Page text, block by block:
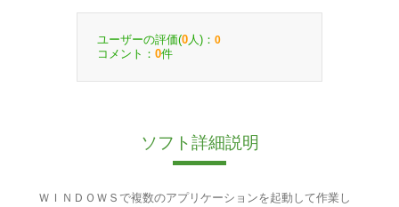
ユーザーの評価(0 人)： 0
コメント： 0件
ソフト詳細説明
ＷＩＮＤＯＷＳで複数のアプリケーションを起動して作業し